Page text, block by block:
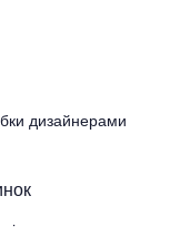
дизайнерами